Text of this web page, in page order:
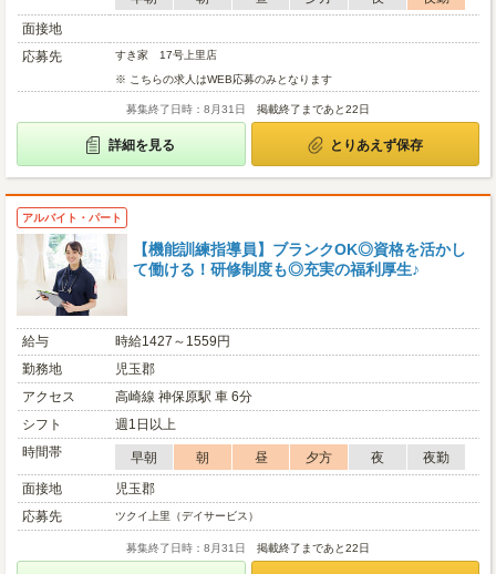
面接地
応募先
すき家 17号上里店
※ こちらの求人はWEB応募のみとなります
募集終了日時：8月31日 掲載終了まであと22日
詳細を見る とりあえず保存
アルバイト・パート
【機能訓練指導員】ブランクOK◎資格を活かし
て働ける！研修制度も◎充実の福利厚生♪
給与
時給1427～1559円
勤務地
児玉郡
アクセス
高崎線 神保原駅 車 6分
シフト
週1日以上
時間帯
早朝 朝 昼 夕方 夜
夜勤
面接地
児玉郡
応募先
ツクイ上里（デイサービス）
募集終了日時：8月31日 掲載終了まであと22日